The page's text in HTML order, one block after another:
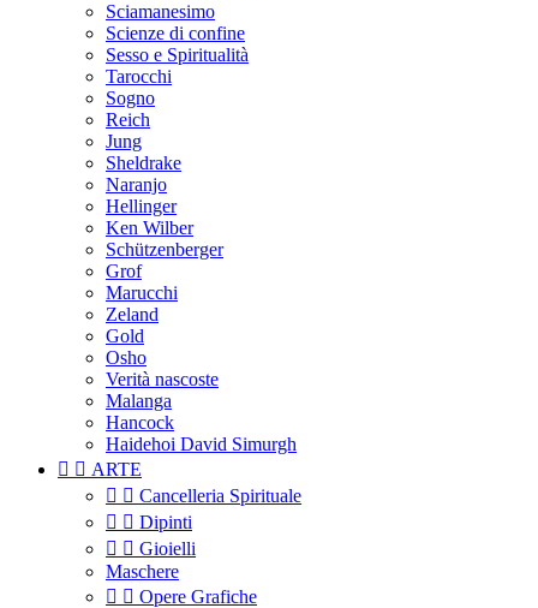
Sciamanesimo
Scienze di confine
Sesso e Spiritualità
Tarocchi
Sogno
Reich
Jung
Sheldrake
Naranjo
Hellinger
Ken Wilber
Schützenberger
Grof
Marucchi
Zeland
Gold
Osho
Verità nascoste
Malanga
Hancock
Haidehoi David Simurgh
  ARTE
  Cancelleria Spirituale
  Dipinti
  Gioielli
Maschere
  Opere Grafiche